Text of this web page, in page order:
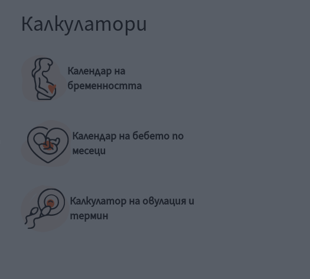
Калкулатори
Календар на
бременността
Календар на бебето по
месеци
Калкулатор на овулация и
термин